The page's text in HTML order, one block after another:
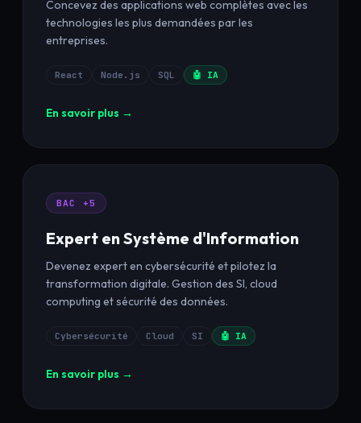
Concevez des applications web complètes avec les
technologies les plus demandées par les
entreprises.
React Node.js SQL 🤖 IA
En savoir plus →
BAC +5
Expert en Système d'Information
Devenez expert en cybersécurité et pilotez la
transformation digitale. Gestion des SI, cloud
computing et sécurité des données.
Cybersécurité Cloud SI 🤖 IA
En savoir plus →